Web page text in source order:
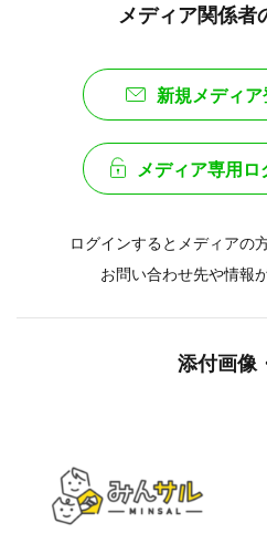
メディア関係者
新規メディ
メディア専用ロ
ログインするとメディアの
お問い合わせ先や情報
添付画像